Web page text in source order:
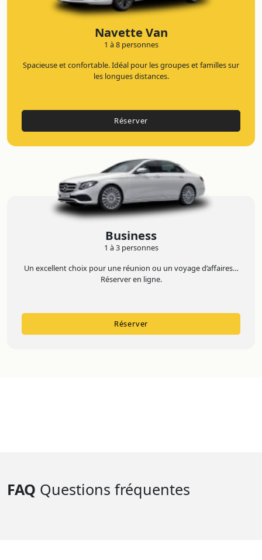
Navette Van
1 à 8 personnes
Spacieuse et confortable. Idéal pour les groupes et familles sur
les longues distances.
Réserver
Business
1 à 3 personnes
Un excellent choix pour une réunion ou un voyage d’affaires…
Réserver en ligne.
Réserver
FAQ Questions fréquentes